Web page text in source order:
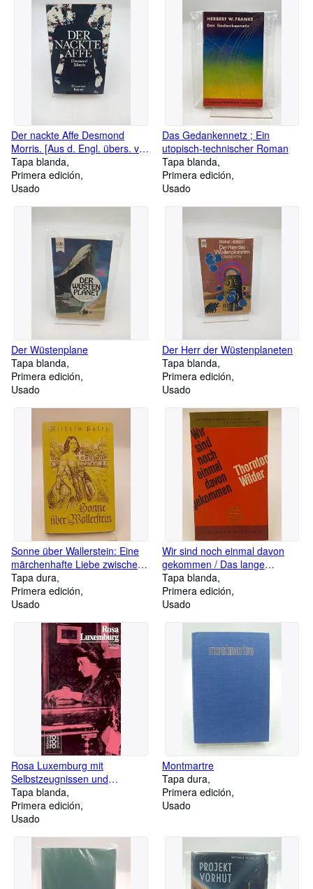
Der nackte Affe Desmond
Morris. [Aus d. Engl. übers. von
Fritz Bolle]
Tapa blanda
Primera edición
Usado
Das Gedankennetz ; Ein
utopisch-technischer Roman
Tapa blanda
Primera edición
Usado
Der Wüstenplane
Tapa blanda
Primera edición
Usado
Der Herr der Wüstenplaneten
Tapa blanda
Primera edición
Usado
Sonne über Wallerstein: Eine
märchenhafte Liebe zwischen
Fürst und Gärtnertochter auf
Schloss Baldern Eine
märchenhafte Liebe zwischen
Schloss Baldern
Tapa dura
Primera edición
Usado
Wir sind noch einmal davon
gekommen / Das lange
Weihnachtsmahl
Tapa blanda
Primera edición
Usado
Rosa Luxemburg mit
Selbstzeugnissen und
Bilddokumenten dargest. von
Helmut Hirsch. [Hrsg.: Kurt
Kusenberg]
Tapa blanda
Primera edición
Usado
Montmartre
Tapa dura
Primera edición
Usado